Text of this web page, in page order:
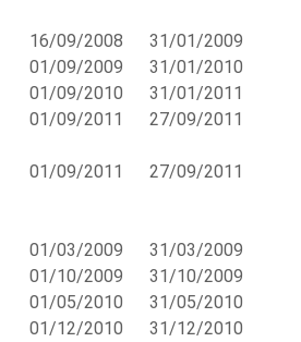
16/09/2008
01/09/2009
01/09/2010
01/09/2011
31/01/2009
31/01/2010
31/01/2011
27/09/2011
01/09/2011 27/09/2011
01/03/2009
01/10/2009
01/05/2010
01/12/2010
31/03/2009
31/10/2009
31/05/2010
31/12/2010